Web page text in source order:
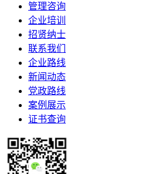
管理咨询
企业培训
招贤纳士
联系我们
企业路线
新闻动态
党政路线
案例展示
证书查询